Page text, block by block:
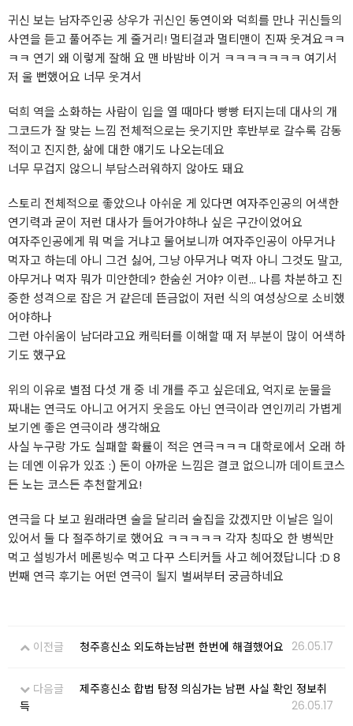
귀신 보는 남자주인공 상우가 귀신인 동연이와 덕희를 만나 귀신들의
사연을 듣고 풀어주는 게 줄거리! 멀티걸과 멀티맨이 진짜 웃겨요ㅋㅋ
ㅋㅋ 연기 왜 이렇게 잘해 요 맨 바밤바 이거 ㅋㅋㅋㅋㅋㅋㅋ 여기서
저 울 뻔했어요 너무 웃겨서
덕희 역을 소화하는 사람이 입을 열 때마다 빵빵 터지는데 대사의 개
그코드가 잘 맞는 느낌 전체적으로는 웃기지만 후반부로 갈수록 감동
적이고 진지한, 삶에 대한 얘기도 나오는데요
너무 무겁지 않으니 부담스러워하지 않아도 돼요
스토리 전체적으로 좋았으나 아쉬운 게 있다면 여자주인공의 어색한
연기력과 굳이 저런 대사가 들어가야하나 싶은 구간이었어요
여자주인공에게 뭐 먹을 거냐고 물어보니까 여자주인공이 아무거나
먹자고 하는데 아니 그건 싫어, 그냥 아무거나 먹자 아니 그것도 말고,
아무거나 먹자 뭐가 미안한데? 한숨쉰 거야? 이런... 나름 차분하고 진
중한 성격으로 잡은 거 같은데 뜬금없이 저런 식의 여성상으로 소비했
어야하나
그런 아쉬움이 남더라고요 캐릭터를 이해할 때 저 부분이 많이 어색하
기도 했구요
위의 이유로 별점 다섯 개 중 네 개를 주고 싶은데요, 억지로 눈물을
짜내는 연극도 아니고 어거지 웃음도 아닌 연극이라 연인끼리 가볍게
보기엔 좋은 연극이라 생각해요
사실 누구랑 가도 실패할 확률이 적은 연극ㅋㅋㅋ 대학로에서 오래 하
는 데엔 이유가 있죠 :) 돈이 아까운 느낌은 결코 없으니까 데이트코스
든 노는 코스든 추천할게요!
연극을 다 보고 원래라면 술을 달리러 술집을 갔겠지만 이날은 일이
있어서 둘 다 절주하기로 했어요 ㅋㅋㅋㅋㅋ 각자 칭따오 한 병씩만
먹고 설빙가서 메론빙수 먹고 다꾸 스티커들 사고 헤어졌답니다 :D 8
번째 연극 후기는 어떤 연극이 될지 벌써부터 궁금하네요
이전글 청주흥신소 외도하는남편 한번에 해결했어요 26.05.17
다음글
제주흥신소 합법 탐정 의심가는 남편 사실 확인 정보취
득
26.05.17